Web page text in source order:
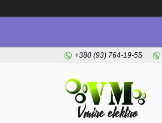
+380 (93) 764-19-55